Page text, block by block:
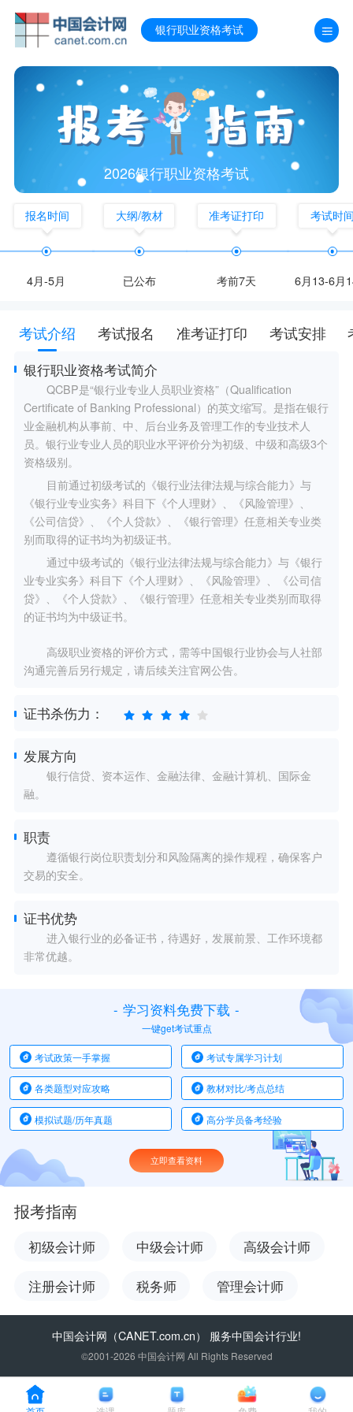
银行职业资格考试
2026银行职业资格考试
报名时间
4月-5月
大纲/教材
已公布
准考证打印
考前7天
考试时
6月13-6月
考试介绍 考试报名 准考证打印 考试安排
银行职业资格考试简介
QCBP是“银行业专业人员职业资格”（Qualification
Certificate of Banking Professional）的英文缩写。是指在银行
业金融机构从事前、中、后台业务及管理工作的专业技术人
员。银行业专业人员的职业水平评价分为初级、中级和高级3个
资格级别。
目前通过初级考试的《银行业法律法规与综合能力》与
《银行业专业实务》科目下《个人理财》、《风险管理》、
《公司信贷》、《个人贷款》、《银行管理》任意相关专业类
别而取得的证书均为初级证书。
通过中级考试的《银行业法律法规与综合能力》与《银行
业专业实务》科目下《个人理财》、《风险管理》、《公司信
贷》、《个人贷款》、《银行管理》任意相关专业类别而取得
的证书均为中级证书。
高级职业资格的评价方式，需等中国银行业协会与人社部
沟通完善后另行规定，请后续关注官网公告。
证书杀伤力：
发展方向
银行信贷、资本运作、金融法律、金融计算机、国际金
融。
职责
遵循银行岗位职责划分和风险隔离的操作规程，确保客户
交易的安全。
证书优势
进入银行业的必备证书，待遇好，发展前景、工作环境都
非常优越。
- 学习资料免费下载 -
一键get考试重点
考试政策一手掌握 考试专属学习计划
各类题型对应攻略 教材对比/考点总结
模拟试题/历年真题 高分学员备考经验
立即查看资料
报考指南
初级会计师 中级会计师 高级会计师
注册会计师 税务师 管理会计师
中国会计网 （CANET.com.cn） 服务中国会计行业!
©2001-2026 中国会计网 All Rights Reserved